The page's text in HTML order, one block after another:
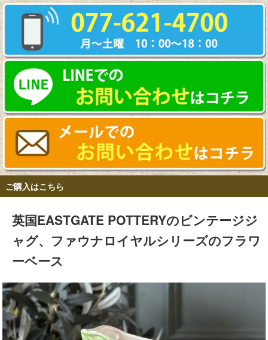
ご購入はこちら
英国EASTGATE POTTERYのビンテージジ
ャグ、ファウナロイヤルシリーズのフラワ
ーベース